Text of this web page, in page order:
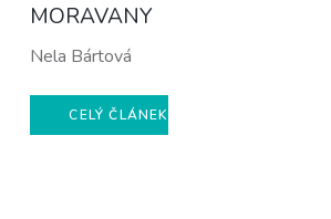
MORAVANY
Nela Bártová
CELÝ ČLÁNEK